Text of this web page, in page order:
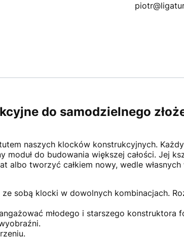
do samodzielnego
naszych klocków konstrukcyjnych.
moduł do budowania większej całości. Jej
albo tworzyć całkiem nowy, wedle
ze sobą klocki w dowolnych kombinacjach.
młodego i starszego konstruktora